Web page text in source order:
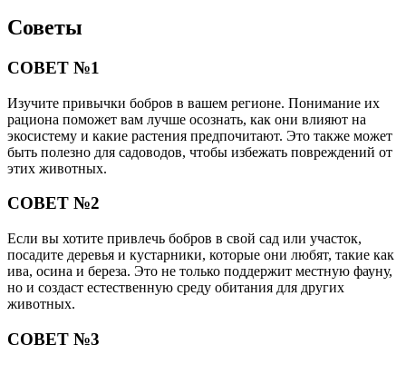
Советы
СОВЕТ №1
Изучите привычки бобров в вашем регионе. Понимание их
рациона поможет вам лучше осознать, как они влияют на
экосистему и какие растения предпочитают. Это также может
быть полезно для садоводов, чтобы избежать повреждений от
этих животных.
СОВЕТ №2
Если вы хотите привлечь бобров в свой сад или участок,
посадите деревья и кустарники, которые они любят, такие как
ива, осина и береза. Это не только поддержит местную фауну,
но и создаст естественную среду обитания для других
животных.
СОВЕТ №3